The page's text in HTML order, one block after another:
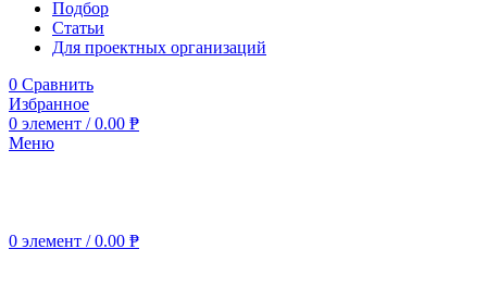
Подбор
Статьи
Для проектных организаций
0 Сравнить
Избранное
0 элемент / 0.00 ₱
Меню
0 элемент / 0.00 ₱